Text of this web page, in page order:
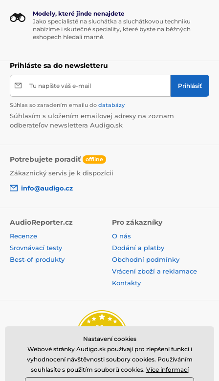
Modely, které jinde nenajdete
Jako specialisté na sluchátka a sluchátkovou techniku
nabízíme i skutečné speciality, které byste na běžných
eshopech hledali marně.
Prihláste sa do newsletteru
Tu napíšte váš e-mail Prihlásiť
Súhlas so zaradením emailu do databázy
Súhlasím s uložením emailovej adresy na zoznam
odberateľov newslettera Audigo.sk
Potrebujete poradiť offline
Zákaznický servis je k dispozícii
info@audigo.cz
AudioReporter.cz
Recenze
Srovnávací testy
Best-of produkty
Pro zákazníky
O nás
Dodání a platby
Obchodní podmínky
Vrácení zboží a reklamace
Kontakty
Nastavení cookies
Webové stránky Audigo.sk používají pro zlepšení funkcí i
vyhodnocení návštěvnosti soubory cookies. Používáním
souhlasíte s použitím souborů cookies. Více informací